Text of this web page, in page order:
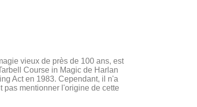
vieux de près de 100 ans, est
Course in Magic de Harlan
Act en 1983. Cependant, il n'a
pas mentionner l'origine de cette